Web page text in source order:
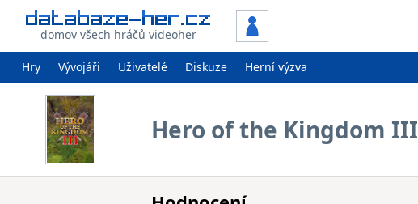
domov všech hráčů videoher
Hry Vývojáři Uživatelé Diskuze Herní výzva
Hero of the Kingdom III